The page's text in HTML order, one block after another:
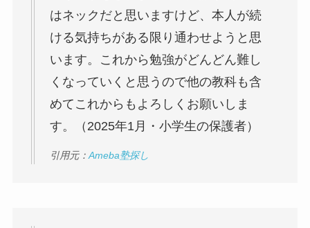
はネックだと思いますけど、本人が続
ける気持ちがある限り通わせようと思
います。これから勉強がどんどん難し
くなっていくと思うので他の教科も含
めてこれからもよろしくお願いしま
す。（2025年1月・小学生の保護者）
引用元： Ameba塾探し